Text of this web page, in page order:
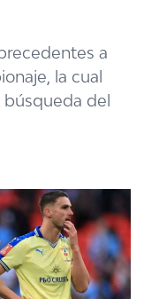
a
la cual
del